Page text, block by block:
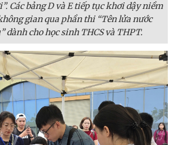
Các bảng D và E tiếp tục khơi dậy niềm
gian qua phần thi “Tên lửa nước
dành cho học sinh THCS và THPT.